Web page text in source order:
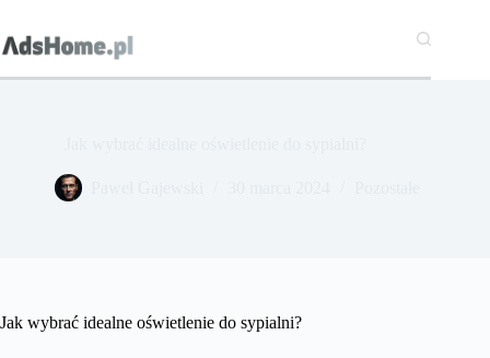
treści
Jak wybrać idealne oświetlenie do sypialni?